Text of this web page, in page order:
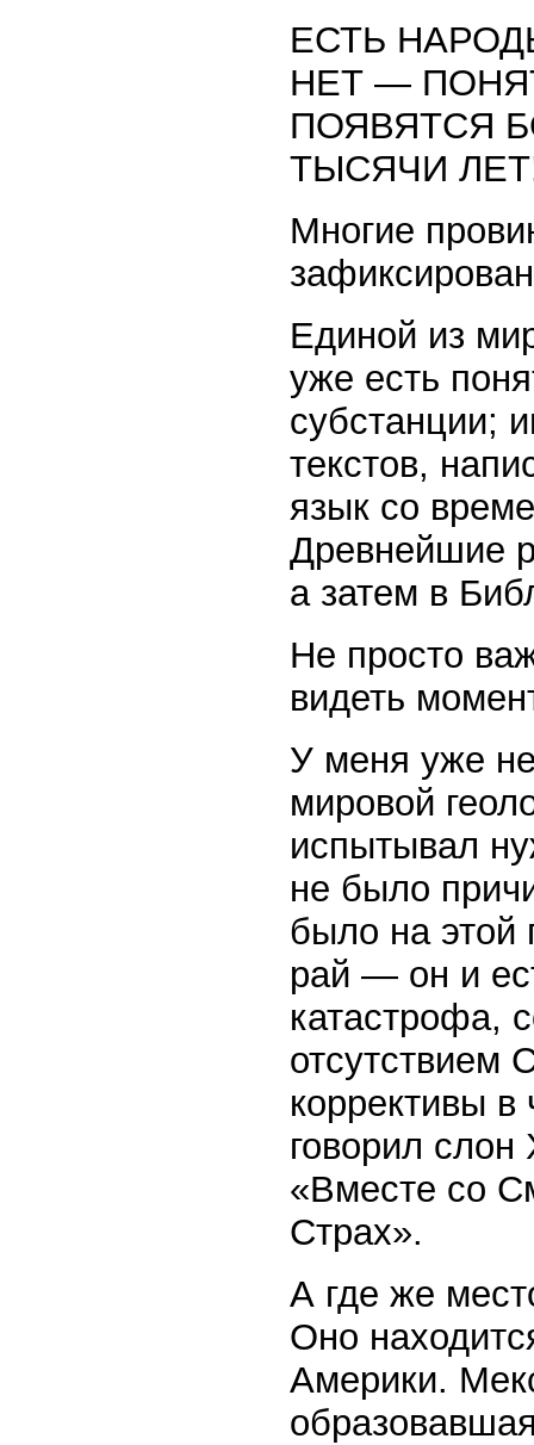
ЕСТЬ
НЕТ —
ПОЯВЯТСЯ
ТЫСЯЧИ
Многие
Единой из
уже есть
субстанции;
текстов,
язык со
Древнейшие
а затем в
Не просто
видеть
У меня уже
мировой
испытывал
не было
было на этой
рай — он и
катастрофа,
отсутствием
коррективы
говорил слон
«Вместе со
Страх».
А где же
Оно
Америки.